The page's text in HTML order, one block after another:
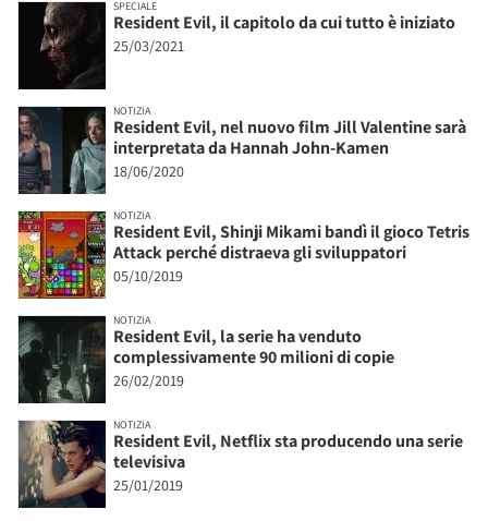
SPECIALE
Resident Evil, il capitolo da cui tutto è iniziato
25/03/2021
NOTIZIA
Resident Evil, nel nuovo film Jill Valentine sarà
interpretata da Hannah John-Kamen
18/06/2020
NOTIZIA
Resident Evil, Shinji Mikami bandì il gioco Tetris
Attack perché distraeva gli sviluppatori
05/10/2019
NOTIZIA
Resident Evil, la serie ha venduto
complessivamente 90 milioni di copie
26/02/2019
NOTIZIA
Resident Evil, Netflix sta producendo una serie
televisiva
25/01/2019